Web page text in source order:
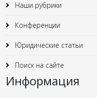
Наши рубрики
Конференции
Юридические статьи
Поиск на сайте
Информация